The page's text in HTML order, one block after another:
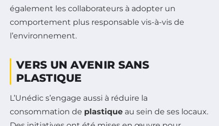
également les collaborateurs à adopter un
comportement plus responsable vis-à-vis de
l’environnement.
VERS UN AVENIR SANS
PLASTIQUE
L’Unédic s’engage aussi à réduire la
consommation de plastique au sein de ses locaux.